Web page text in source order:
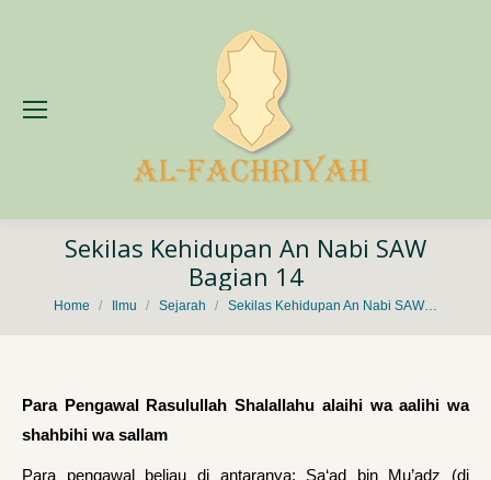
Sekilas Kehidupan An Nabi SAW
Bagian 14
You are here:
Home Ilmu Sejarah Sekilas Kehidupan An Nabi SAW…
Para Pengawal Rasulullah Shalallahu alaihi wa aalihi wa
shahbihi wa sallam
Para pengawal beliau di antaranya: Sa‘ad bin Mu’adz (di